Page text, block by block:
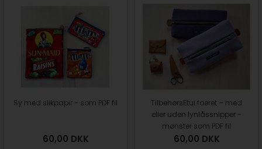
Sy med slikpapir - som PDF fil
60,00 DKK
TilbehørsEtui foeret – med
eller uden lynlåssnipper -
mønster som PDF fil
60,00 DKK